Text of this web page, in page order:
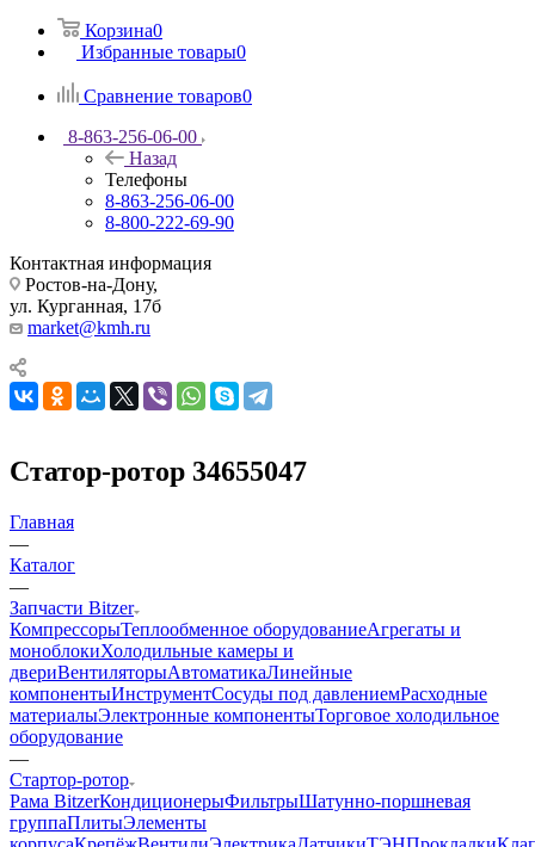
Корзина0
Избранные товары0
Сравнение товаров0
8-863-256-06-00
Назад
Телефоны
8-863-256-06-00
8-800-222-69-90
Контактная информация
Ростов-на-Дону,
ул. Курганная, 17б
market@kmh.ru
Статор-ротор 34655047
Главная
—
Каталог
—
Запчасти Bitzer
КомпрессорыТеплообменное оборудованиеАгрегаты и
моноблокиХолодильные камеры и
двериВентиляторыАвтоматикаЛинейные
компонентыИнструментСосуды под давлениемРасходные
материалыЭлектронные компонентыТорговое холодильное
оборудование
—
Стартор-ротор
Рама BitzerКондиционерыФильтрыШатунно-поршневая
группаПлитыЭлементы